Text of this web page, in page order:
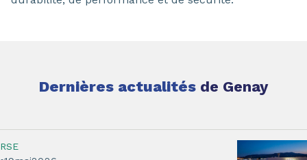
Dernières actualités de Genay
RSE